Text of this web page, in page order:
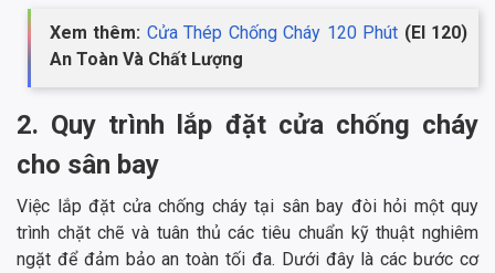
Xem thêm: Cửa Thép Chống Cháy 120 Phút (EI 120)
An Toàn Và Chất Lượng
2. Quy trình lắp đặt cửa chống cháy
cho sân bay
Việc lắp đặt cửa chống cháy tại sân bay đòi hỏi một quy
trình chặt chẽ và tuân thủ các tiêu chuẩn kỹ thuật nghiêm
ngặt để đảm bảo an toàn tối đa. Dưới đây là các bước cơ